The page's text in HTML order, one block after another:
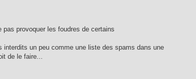
provoquer les foudres de certains
un peu comme une liste des spams dans une
de le faire...